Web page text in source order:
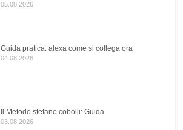
05.08.2026
Guida pratica: alexa come si collega ora
04.08.2026
Il Metodo stefano cobolli: Guida
03.08.2026